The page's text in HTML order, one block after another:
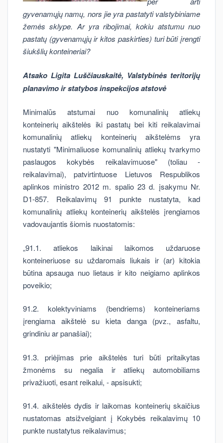
gyvenamųjų namų, nors jie yra pastatyti valstybiniame
žemės sklype. Ar yra ribojimai, kokiu atstumu nuo
pastatų (gyvenamųjų ir kitos paskirties) turi būti įrengti
šiukšlių konteineriai?
Atsako Ligita Luščiauskaitė, Valstybinės teritorijų
planavimo ir statybos inspekcijos atstovė
Minimalūs atstumai nuo komunalinių atliekų
konteinerių aikštelės iki pastatų bei kiti reikalavimai
komunalinių atliekų konteinerių aikštelėms yra
nustatyti "Minimaliuose komunalinių atliekų tvarkymo
paslaugos kokybės reikalavimuose" (toliau -
reikalavimai), patvirtintuose Lietuvos Respublikos
aplinkos ministro 2012 m. spalio 23 d. įsakymu Nr.
D1-857. Reikalavimų 91 punkte nustatyta, kad
komunalinių atliekų konteinerių aikštelės įrengiamos
vadovaujantis šiomis nuostatomis:
„91.1. atliekos laikinai laikomos uždaruose
konteineriuose su uždaromais liukais ir (ar) kitokia
būtina apsauga nuo lietaus ir kito neigiamo aplinkos
poveikio;
91.2. kolektyviniams (bendriems) konteineriams
įrengiama aikštelė su kieta danga (pvz., asfaltu,
grindiniu ar panašiai);
91.3. priėjimas prie aikštelės turi būti pritaikytas
žmonėms su negalia ir atliekų automobiliams
privažiuoti, esant reikalui, - apsisukti;
91.4. aikštelės dydis ir laikomas konteinerių skaičius
nustatomas atsižvelgiant į Kokybės reikalavimų 10
punkte nustatytus reikalavimus;